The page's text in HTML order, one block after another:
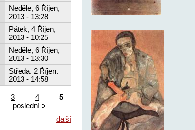
Neděle, 6 Říjen,
2013 - 13:28
Pátek, 4 Říjen,
2013 - 10:25
Neděle, 6 Říjen,
2013 - 13:30
Středa, 2 Říjen,
2013 - 14:58
3 4
5
poslední »
další